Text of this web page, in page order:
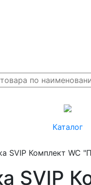
Каталог
SVIP Комплект WC
SVIP